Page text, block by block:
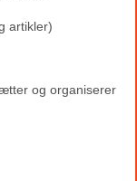
artikler)
og organiserer